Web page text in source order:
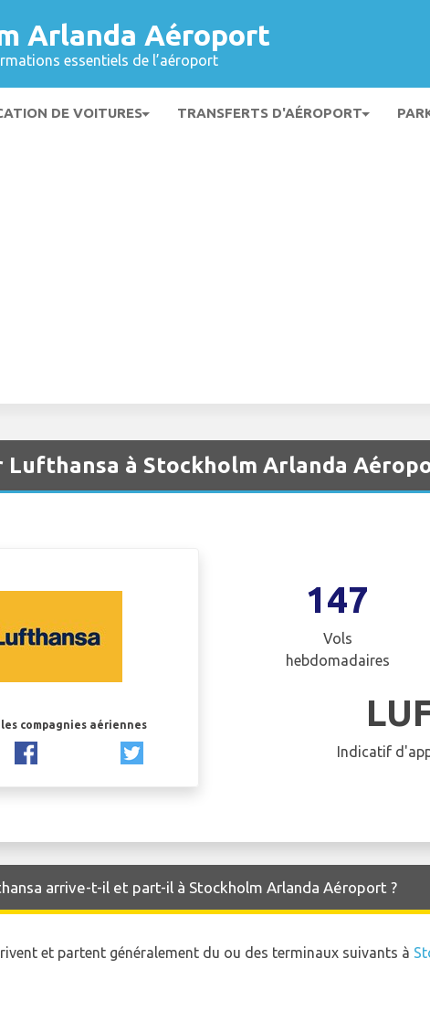
Arlanda Aéroport
essentiels de l’aéroport
DE VOITURES TRANSFERTS D'AÉROPORT
à Stockholm Arlanda
compagnies aériennes
147
Vols
hebdomadaires
Indicatif
arrive-t-il et part-il à Stockholm Arlanda Aéroport ?
et partent généralement du ou des terminaux suivants à